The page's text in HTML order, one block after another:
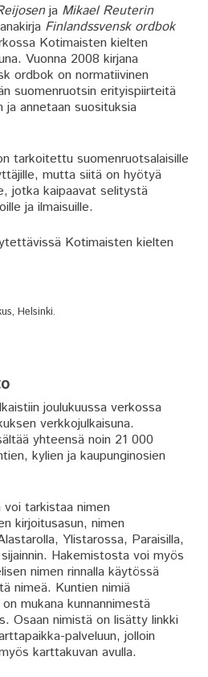
ja Mikael Reuterin
Finlandssvensk ordbok
Kotimaisten kielten
Vuonna 2008 kirjana
ordbok on normatiivinen
suomenruotsin erityispiirteitä
annetaan suosituksia
tarkoitettu suomenruotsalaisille
mutta siitä on hyötyä
jotka kaipaavat selitystä
ja ilmaisuille.
Kotimaisten kielten
Helsinki.
joulukuussa verkossa
verkkojulkaisuna.
yhteensä noin 21 000
kylien ja kaupunginosien
tarkistaa nimen
kirjoitusasun, nimen
Ylistarossa, Paraisilla,
Hakemistosta voi myös
nimen rinnalla käytössä
nimeä. Kuntien nimiä
mukana kunnannimestä
Osaan nimistä on lisätty linkki
palveluun, jolloin
karttakuvan avulla.